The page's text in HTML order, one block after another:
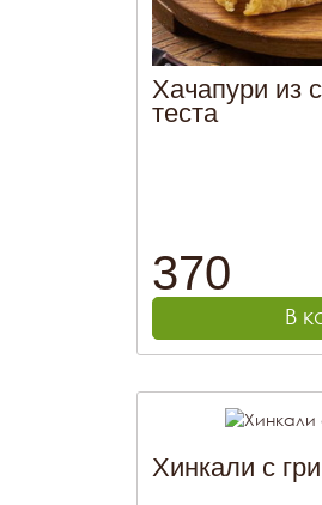
Хачапури из
теста
370
В
Хинкали с